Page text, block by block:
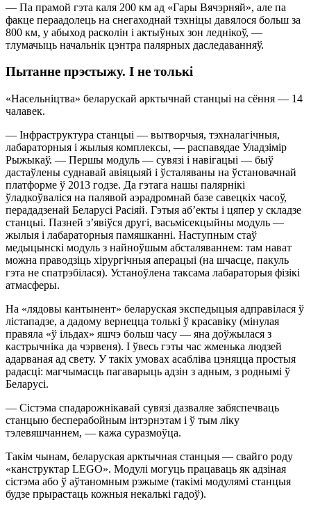
— Па прамой гэта каля 200 км ад «Гары Вячэрняй», але па
факце пераадолець на снегаходнай тэхніцы давялося больш за
800 км, у абыход расколін і актыўных зон леднікоў, —
тлумачыць начальнік цэнтра палярных даследаванняў.
Пытанне прэстыжу. І не толькі
«Насельніцтва» беларускай арктычнай станцыі на сёння — 14
чалавек.
— Інфраструктура станцыі — вытворчыя, тэхналагічныя,
лабараторныя і жылыя комплексы, — распавядае Уладзімір
Рыжыкаў. — Першы модуль — сувязі і навігацыі — быў
дастаўлены суднавай авіяцыяй і ўсталяваны на ўстановачнай
платформе ў 2013 годзе. Да гэтага нашы палярнікі
ўладкоўваліся на палявой аэрадромнай базе савецкіх часоў,
перададзенай Беларусі Расіяй. Гэтыя аб’екты і цяпер у складзе
станцыі. Пазней з’явіўся другі, васьмісекцыйны модуль —
жылыя і лабараторныя памяшканні. Наступным стаў
медыцынскі модуль з найноўшым абсталяваннем: там нават
можна праводзіць хірургічныя аперацыі (на шчасце, пакуль
гэта не спатрэбілася). Устаноўлена таксама лабараторыя фізікі
атмасферы.
На «лядовы кантынент» беларуская экспедыцыя адправілася ў
лістападзе, а дадому вернецца толькі ў красавіку (мінулая
правяла «ў ільдах» яшчэ больш часу — яна доўжылася з
кастрычніка да чэрвеня). І ўвесь гэты час жменька людзей
адарваная ад свету. У такіх умовах асабліва цэняцца простыя
радасці: магчымасць пагаварыць адзін з адным, з роднымі ў
Беларусі.
— Сістэма спадарожнікавай сувязі дазваляе забяспечваць
станцыю бесперабойным інтэрнэтам і ў тым ліку
тэлевяшчаннем, — кажа суразмоўца.
Такім чынам, беларуская арктычная станцыя — свайго роду
«канструктар LEGO». Модулі могуць працаваць як адзіная
сістэма або ў аўтаномным рэжыме (такімі модулямі станцыя
будзе прырастаць кожныя некалькі гадоў).